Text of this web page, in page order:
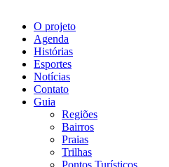
O projeto
Agenda
Histórias
Esportes
Notícias
Contato
Guia
Regiões
Bairros
Praias
Trilhas
Pontos Turísticos